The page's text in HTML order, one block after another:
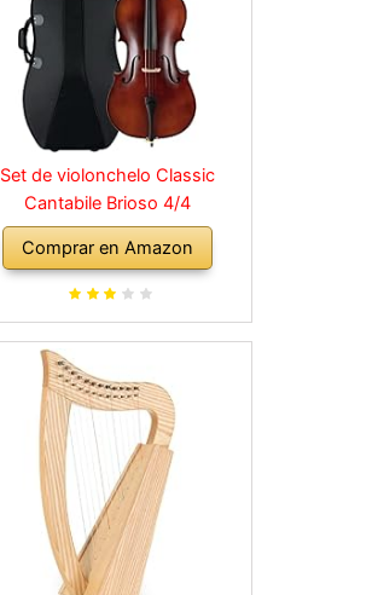
Set de violonchelo Classic
Cantabile Brioso 4/4
Comprar en Amazon